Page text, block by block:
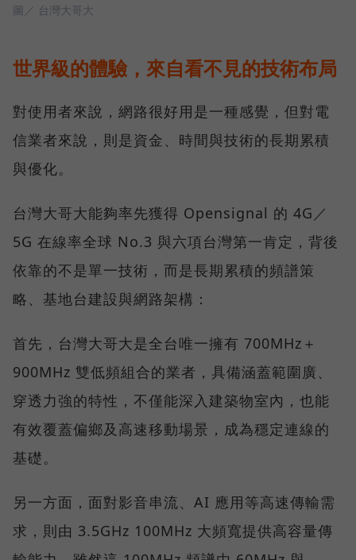
圖／ 台灣大哥大
世界級的體驗，來自看不見的技術布局
對使用者來說，網路很好用是一種感覺，但對電
信業者來說，則是資金、時間與技術的長期累積
與優化。
台灣大哥大能夠率先獲得 Opensignal 的 4G／
5G 在線率全球 No.3 與六項台灣第一肯定，背後
依靠的不是單一技術，而是長期累積的頻譜策
略、基地台建設與網路架構：
首先，台灣大哥大是全台唯一擁有 700MHz＋
900MHz 雙低頻組合的業者，具備涵蓋範圍廣、
穿透力強的特性，不僅能深入建築物室內，也能
有效覆蓋偏鄉及高速移動場景，成為穩定連線的
基礎。
另一方面，面對影音串流、AI 應用等高速傳輸需
求，則由 3.5GHz 100MHz 大頻寬提供高容量傳